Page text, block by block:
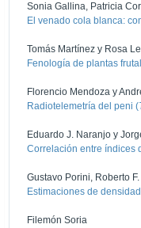
Sonia Gallina, Patricia
El venado cola blanca:
Tomás Martínez y Rosa
Fenología de plantas
Florencio Mendoza y
Radiotelemetría del peni (
Eduardo J. Naranjo y
Correlación entre índices
Gustavo Porini, Roberto
Estimaciones de
Filemón Soria